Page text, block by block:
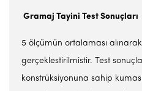
Gramaj Tayini Test Sonuçları
5 ölçümün ortalaması
gerçeklestirilmistir. Test
konstrüksiyonuna sahip